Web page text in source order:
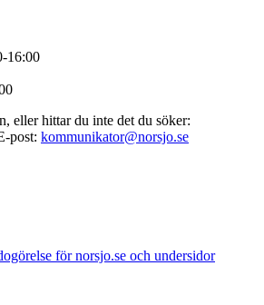
16:00
eller hittar du inte det du söker:
post: kommunikator@norsjo.se
för norsjo.se och undersidor